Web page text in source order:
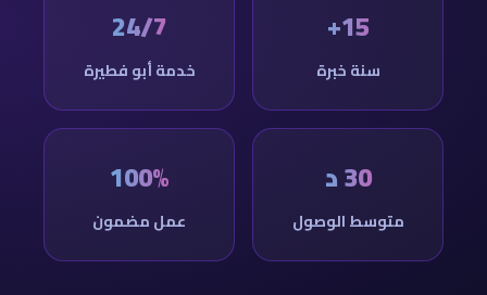
15+
سنة خبرة
24/7
خدمة أبو فطيرة
30 د
متوسط الوصول
100%
عمل مضمون